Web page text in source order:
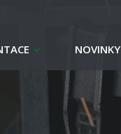
NOVINKY